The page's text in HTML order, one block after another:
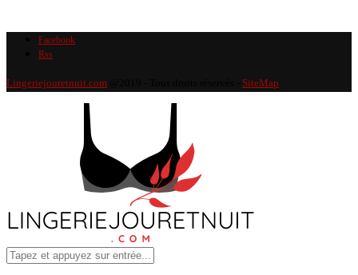
Facebook
Rss
Lingeriejouretnuit.com SiteMap